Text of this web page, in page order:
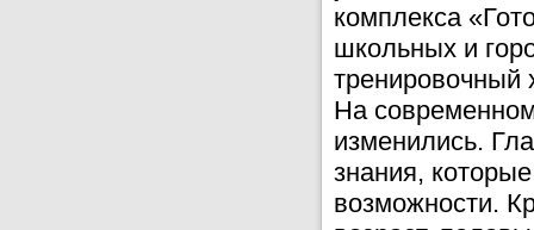
комплекса
школьных и
тренировочный
На
изменились.
знания,
возможности.